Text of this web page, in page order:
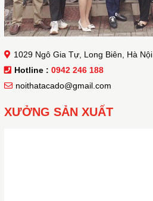
1029 Ngô Gia Tự, Long Biên, Hà Nội
Hotline : 0942 246 188
noithatacado@gmail.com
XƯỞNG SẢN XUẤT